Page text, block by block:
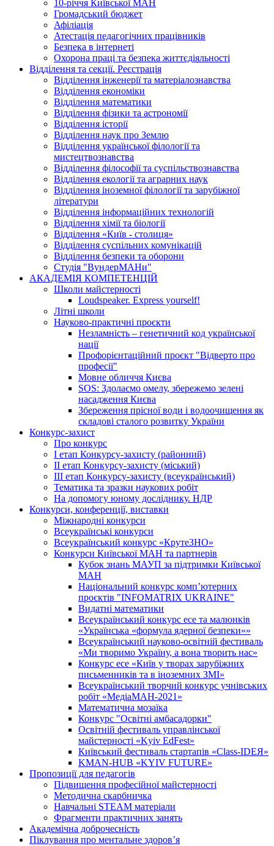
10-річчя Київської МАН
Громадський бюджет
Афіліація
Атестація педагогічних працівників
Безпека в інтернеті
Охорона праці та безпека життєдіяльності
Відділення та секції. Реєстрація
Відділення інженерії та матеріалознавства
Відділення економіки
Відділення математики
Відділення фізики та астрономії
Відділення історії
Відділення наук про Землю
Відділення української філології та
мистецтвознавства
Відділення філософії та суспільствознавства
Відділення екології та аграрних наук
Відділення іноземної філології та зарубіжної
літератури
Відділення інформаційних технологій
Відділення хімії та біології
Відділення «Київ - столиця»
Відділення суспільних комунікацій
Відділення безпеки та оборони
Студія "ВундерМАНи"
АКАДЕМІЯ КОМПЕТЕНЦІЙ
Школи майстерності
Loudspeaker. Express yourself!
Літні школи
Науково-практичні проєкти
Незламність – генетичний код української
нації
Профорієнтаційний проєкт "Відверто про
професії"
Мовне обличчя Києва
SOS: Здолаємо омелу, збережемо зелені
насадження Києва
Збереження прісної води і водоочищення як
складові сталого розвитку України
Конкурс-захист
Про конкурс
І етап Конкурсу-захисту (районний)
ІІ етап Конкурсу-захисту (міський)
ІІІ етап Конкурсу-захисту (всеукраїнський)
Тематика та зразки наукових робіт
На допомогу юному досліднику. НДР
Конкурси, конференції, виставки
Міжнародні конкурси
Всеукраїнські конкурси
Всеукраїнський конкурс «КрутеЗНО»
Конкурси Київської МАН та партнерів
Кубок знань МАУП за підтримки Київської
МАН
Національний конкурс комп’ютерних
проєктів "INFOMATRIX UKRAINE"
Видатні математики
Всеукраїнський конкурс есе та малюнків
«Українська «формула ядерної безпеки»»
Всеукраїнський науково-освітній фестиваль
«Ми творимо Україну, а вона творить нас»
Конкурс есе «Київ у творах зарубіжних
письменників та в іноземних ЗМІ»
Всеукраїнський творчий конкурс учнівських
робіт «МедіаМАН-2021»
Математична мозаїка
Конкурс "Освітні амбасадорки"
Освітній фестиваль управлінської
майстерності «Kyiv EdFest»
Київський фестиваль стартапів «Class-IDEЯ»
KMAN-HUB «KYIV FUTURE»
Пропозиції для педагогів
Підвищення професійної майстерності
Методична скарбничка
Навчальні STEAM матеріали
Фрагменти практичних занять
Академічна доброчесність
Піклування про ментальне здоровʼя